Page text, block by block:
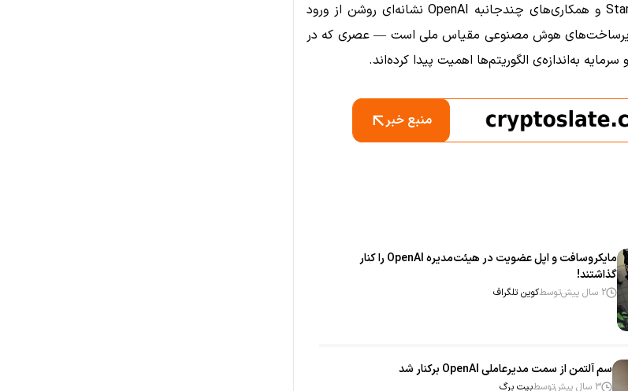
با این حال، پروژه Stargate و همکاری‌های چندجانبه OpenAI نشانه‌ای روشن از ورود
هوش مصنوعی مقیاس ملی است — عصری که در
به‌اندازه‌ی الگوریتم‌ها اهمیت پیدا کرده‌اند.
منبع خبر
مایکروسافت و اپل عضویت در هیئت‌مدیره OpenAI را کنار
گذاشتند!
2 سال پیش توسطکوین تلگراف
سم آلتمن از سمت مدیرعاملی OpenAI برکنار شد
3 سال پیش توسطبیت برگ